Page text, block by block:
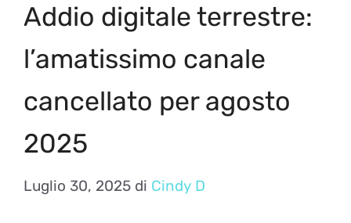
Addio digitale terrestre:
l’amatissimo canale
cancellato per agosto
2025
Luglio 30, 2025 di Cindy D